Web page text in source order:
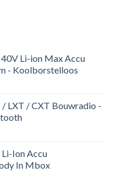
Li-ion Max Accu
- Koolborstelloos
LXT / CXT Bouwradio -
Ion Accu
In Mbox